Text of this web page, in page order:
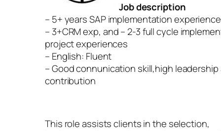
Job description
– 5+ years SAP implementation
– 3+CRM exp, and – 2-3 full cycle
project experiences
– English: Fluent
– Good connunication skill,high leadership
contribution
This role assists clients in the selection,